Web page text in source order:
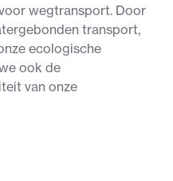
wegtransport. Door
transport,
ecologische
ook de
van onze